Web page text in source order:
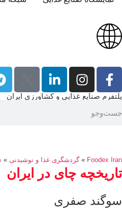
پلتفرم صنایع غذایی و کشاورزی ایران
Foodex Iran
»گردشگری غذا و نوشیدنی »
تاریخچه چای در ایران
سوگند صفری